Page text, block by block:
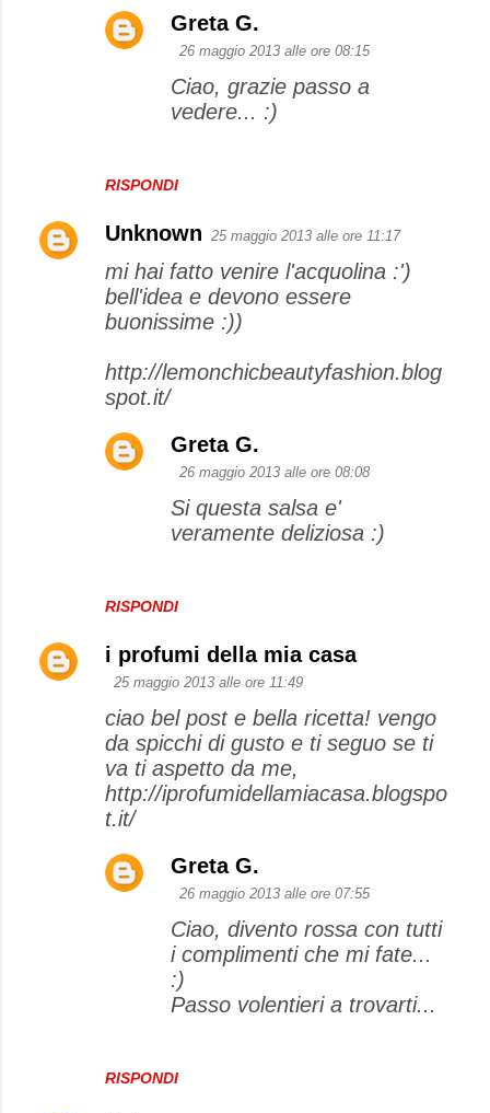
RISPONDI
Greta G.
26 maggio 2013 alle ore 08:15
Ciao, grazie passo a
vedere... :)
Unknown 25 maggio 2013 alle ore 11:17
mi hai fatto venire l'acquolina :')
bell'idea e devono essere
buonissime :))
http://lemonchicbeautyfashion.blog
spot.it/
RISPONDI
Greta G.
26 maggio 2013 alle ore 08:08
Si questa salsa e'
veramente deliziosa :)
i profumi della mia casa
25 maggio 2013 alle ore 11:49
ciao bel post e bella ricetta! vengo
da spicchi di gusto e ti seguo se ti
va ti aspetto da me,
http://iprofumidellamiacasa.blogspo
t.it/
RISPONDI
Greta G.
26 maggio 2013 alle ore 07:55
Ciao, divento rossa con tutti
i complimenti che mi fate...
:)
Passo volentieri a trovarti...